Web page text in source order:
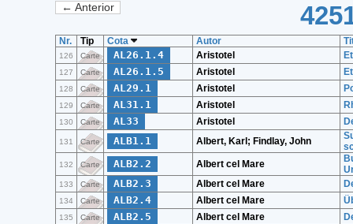
← Anterior
Nr. Tip Cota Autor
126 Carte AL26.1.4 Aristotel
127 Carte AL26.1.5 Aristotel
128 Carte AL29.1 Aristotel
129 Carte AL31.1 Aristotel
130 Carte AL33 Aristotel
131 Carte ALB1.1 Albert, Karl; Findlay, John
132 Carte ALB2.2 Albert cel Mare
133 Carte ALB2.3 Albert cel Mare
134 Carte ALB2.4 Albert cel Mare
135 Carte ALB2.5 Albert cel Mare